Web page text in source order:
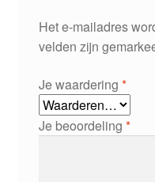
Het e-mailadres
velden zijn
Je waardering *
Je beoordeling *